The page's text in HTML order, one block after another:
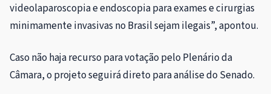
videolaparoscopia e endoscopia para exames e cirurgias
minimamente invasivas no Brasil sejam ilegais”, apontou.
Caso não haja recurso para votação pelo Plenário da
Câmara, o projeto seguirá direto para análise do Senado.